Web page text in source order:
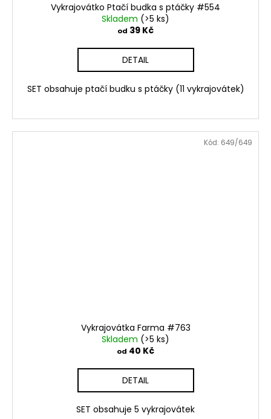
Vykrajovátko Ptačí budka s ptáčky #554
Skladem (>5 ks)
od 39 Kč
DETAIL
SET obsahuje ptačí budku s ptáčky (11 vykrajovátek)
Vykrajovátka Farma #763
Skladem (>5 ks)
od 40 Kč
DETAIL
SET obsahuje 5 vykrajovátek
Kód: 649/649